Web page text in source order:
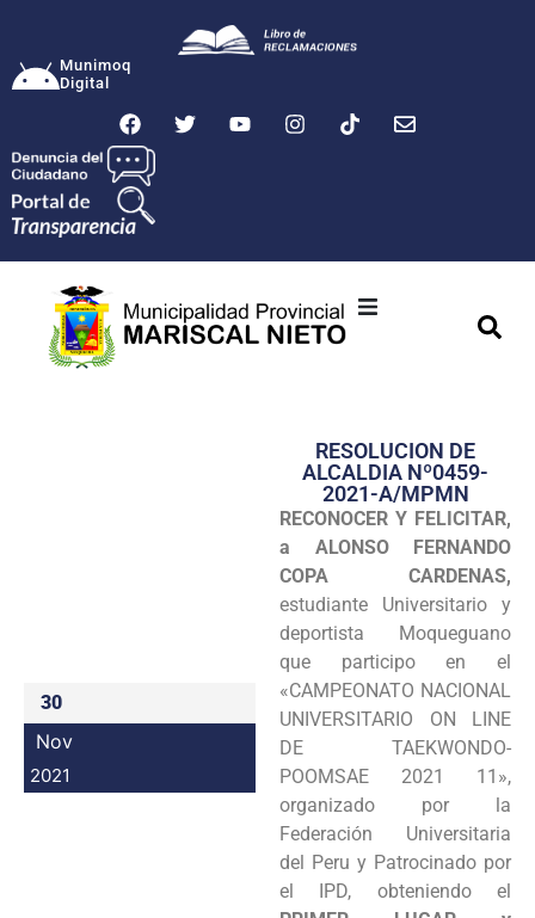
Munimoq
Digital
Transparencia
Seguridad
Programas
Intranet
30
Nov
2021
RESOLUCION DE
ALCALDIA Nº0459-
2021-A/MPMN
RECONOCER Y FELICITAR,
a ALONSO FERNANDO
COPA CARDENAS,
estudiante Universitario y
deportista Moqueguano
que participo en el
«CAMPEONATO NACIONAL
UNIVERSITARIO ON LINE
DE TAEKWONDO-
POOMSAE 2021 11»,
organizado por la
Federación Universitaria
del Peru y Patrocinado por
el IPD, obteniendo el